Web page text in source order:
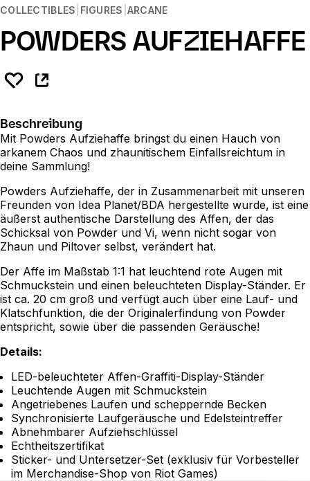
COLLECTIBLES FIGURES ARCANE
POWDERS AUFZIEHAFFE
Beschreibung
Mit Powders Aufziehaffe bringst du einen Hauch von
arkanem Chaos und zhaunitischem Einfallsreichtum in
deine Sammlung!
Powders Aufziehaffe, der in Zusammenarbeit mit unseren
Freunden von Idea Planet/BDA hergestellte wurde, ist eine
äußerst authentische Darstellung des Affen, der das
Schicksal von Powder und Vi, wenn nicht sogar von
Zhaun und Piltover selbst, verändert hat.
Der Affe im Maßstab 1:1 hat leuchtend rote Augen mit
Schmuckstein und einen beleuchteten Display-Ständer. Er
ist ca. 20 cm groß und verfügt auch über eine Lauf- und
Klatschfunktion, die der Originalerfindung von Powder
entspricht, sowie über die passenden Geräusche!
Details:
LED-beleuchteter Affen-Graffiti-Display-Ständer
Leuchtende Augen mit Schmuckstein
Angetriebenes Laufen und scheppernde Becken
Synchronisierte Laufgeräusche und Edelsteintreffer
Abnehmbarer Aufziehschlüssel
Echtheitszertifikat
Sticker- und Untersetzer-Set (exklusiv für Vorbesteller
im Merchandise-Shop von Riot Games)